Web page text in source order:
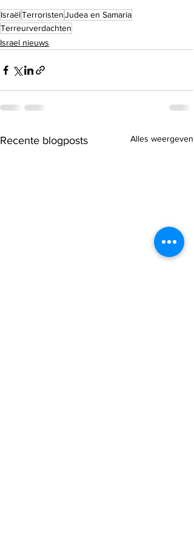
IsraëlTerroristenJudea en Samaria
Terreurverdachten
Israel nieuws
Recente blogposts Alles weergeven